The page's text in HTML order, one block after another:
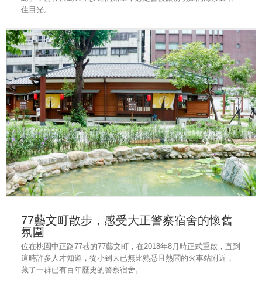
住目光。
77藝文町散步，感受大正警察宿舍的懷舊
氛圍
位在桃園中正路77巷的77藝文町，在2018年8月時正式重啟，直到
這時許多人才知道，從小到大已無比熟悉且熱鬧的火車站附近，
藏了一群已有百年歷史的警察宿舍。